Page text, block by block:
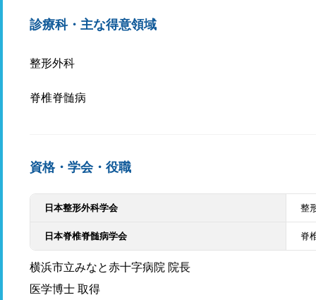
診療科・主な得意領域
整形外科
脊椎脊髄病
資格・学会・役職
日本整形外科学会 整
日本脊椎脊髄病学会 脊
横浜市立みなと赤十字病院 院長
医学博士 取得